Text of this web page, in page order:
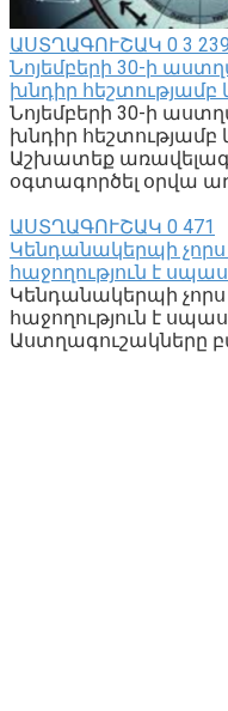
ԱՍՏՂԱԳՈՒՇԱԿ 0 3 239
Նոյեմբերի 30-ի
խնդիր
Նոյեմբերի 30-ի
խնդիր
Աշխատեք
օգտագործել օրվա
ԱՍՏՂԱԳՈՒՇԱԿ 0 471
Կենդանակերպի չորս
հաջողություն է
Կենդանակերպի չորս
հաջողություն է
Աստղագուշակները